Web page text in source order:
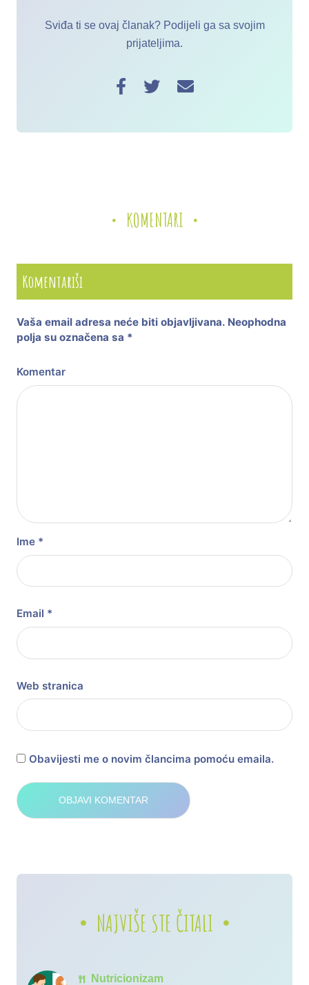
Sviđa ti se ovaj članak? Podijeli ga sa svojim
prijateljima.
KOMENTARI
Komentariši
Vaša email adresa neće biti objavljivana. Neophodna
polja su označena sa *
Komentar
Ime *
Email *
Web stranica
Obavijesti me o novim člancima pomoću emaila.
NAJVIŠE STE ČITALI
Nutricionizam